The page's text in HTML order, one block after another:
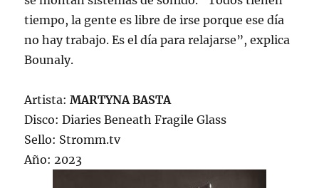
tiempo, la gente es libre de irse porque ese día
no hay trabajo. Es el día para relajarse”, explica
Bounaly.
Artista:MARTYNA BASTA
Disco: Diaries Beneath Fragile Glass
Sello: Stromm.tv
Año: 2023